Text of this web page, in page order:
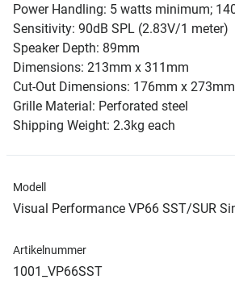
Power Handling: 5 watts minimum;
Sensitivity: 90dB SPL (2.83V/1 meter)
Speaker Depth: 89mm
Dimensions: 213mm x 311mm
Cut-Out Dimensions: 176mm x 273mm
Grille Material: Perforated steel
Shipping Weight: 2.3kg each
Modell
Visual Performance VP66 SST/SUR
Artikelnummer
1001_VP66SST